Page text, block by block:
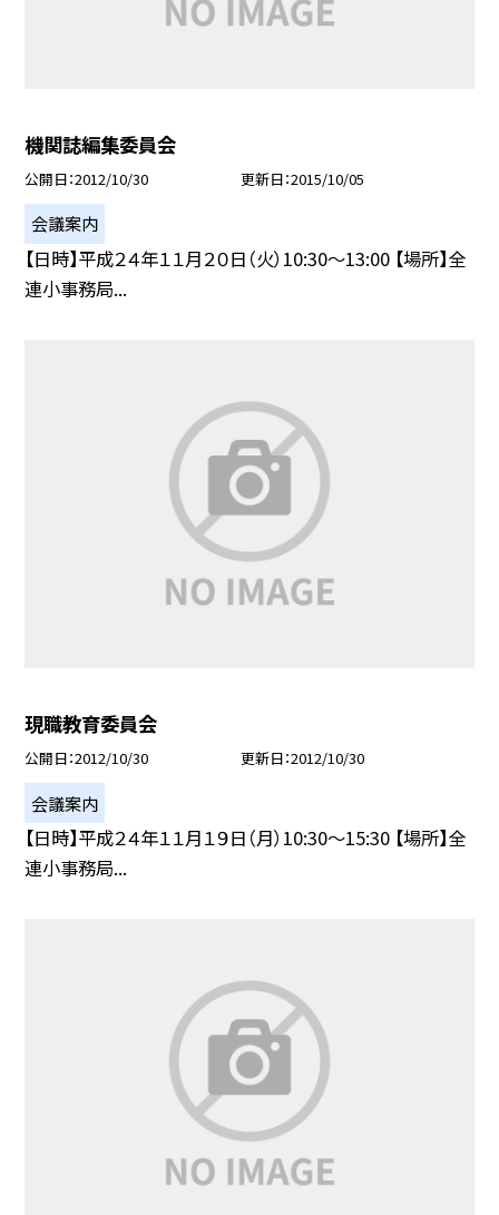
機関誌編集委員会
公開日 2012/10/30 更新日 2015/10/05
会議案内
【日時】平成２４年１１月２０日（火）10:30〜13:00 【場所】全
連小事務局...
現職教育委員会
公開日 2012/10/30 更新日 2012/10/30
会議案内
【日時】平成２４年１１月１９日（月）10:30〜15:30 【場所】全
連小事務局...